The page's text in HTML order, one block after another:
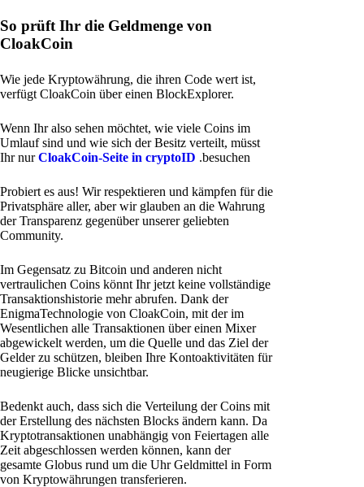
So prüft Ihr die Geldmenge von
CloakCoin
Wie jede Kryptowährung, die ihren Code wert ist,
verfügt CloakCoin über einen BlockExplorer.
Wenn Ihr also sehen möchtet, wie viele Coins im
Umlauf sind und wie sich der Besitz verteilt, müsst
Ihr nurCloakCoin-Seite in cryptoID .besuchen
Probiert es aus! Wir respektieren und kämpfen für die
Privatsphäre aller, aber wir glauben an die Wahrung
der Transparenz gegenüber unserer geliebten
Community.
Im Gegensatz zu Bitcoin und anderen nicht
vertraulichen Coins könnt Ihr jetzt keine vollständige
Transaktionshistorie mehr abrufen. Dank der
EnigmaTechnologie von CloakCoin, mit der im
Wesentlichen alle Transaktionen über einen Mixer
abgewickelt werden, um die Quelle und das Ziel der
Gelder zu schützen, bleiben Ihre Kontoaktivitäten für
neugierige Blicke unsichtbar.
Bedenkt auch, dass sich die Verteilung der Coins mit
der Erstellung des nächsten Blocks ändern kann. Da
Kryptotransaktionen unabhängig von Feiertagen alle
Zeit abgeschlossen werden können, kann der
gesamte Globus rund um die Uhr Geldmittel in Form
von Kryptowährungen transferieren.